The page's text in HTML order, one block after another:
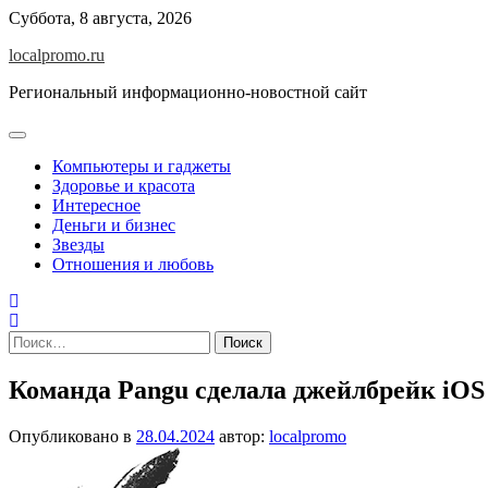
Перейти
содержимому
Суббота, 8 августа, 2026
localpromo.ru
Региональный информационно-новостной сайт
Компьютеры и гаджеты
Здоровье и красота
Интересное
Деньги и бизнес
Звезды
Отношения и любовь
Найти:
Команда Pangu сделала джейлбрейк
Опубликовано в 28.04.2024 автор: localpromo